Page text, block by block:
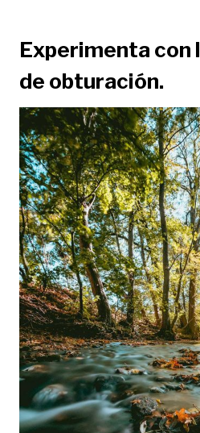
Experimenta con
de obturación.